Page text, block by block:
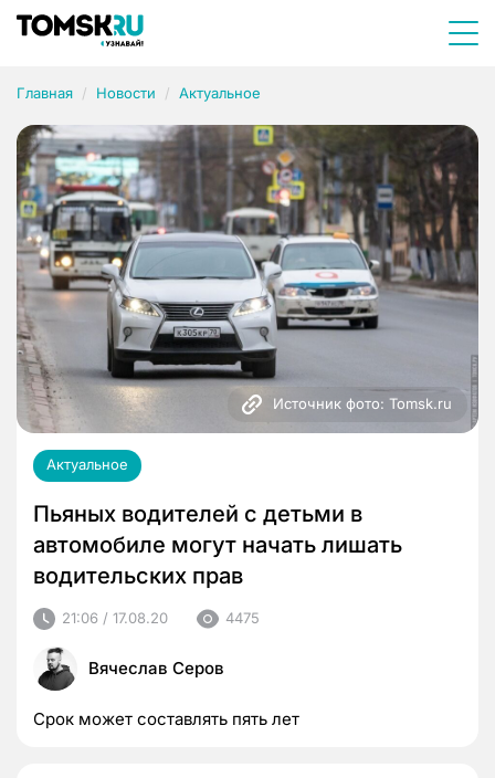
Главная Новости Актуальное
Источник фото: Tomsk.ru
Актуальное
Пьяных водителей с детьми в
автомобиле могут начать лишать
водительских прав
21:06 / 17.08.20 4475
Вячеслав Серов
Срок может составлять пять лет